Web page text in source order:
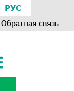
РУС
Обратная связь